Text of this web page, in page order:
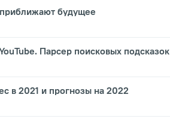
будущее
Парсер поисковых подсказок
в 2021 и прогнозы на 2022